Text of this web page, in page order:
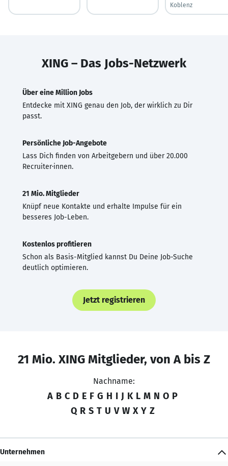
Koblenz
XING – Das Jobs-Netzwerk
Über eine Million Jobs
Entdecke mit XING genau den Job, der wirklich zu Dir
passt.
Persönliche Job-Angebote
Lass Dich finden von Arbeitgebern und über 20.000
Recruiter·innen.
21 Mio. Mitglieder
Knüpf neue Kontakte und erhalte Impulse für ein
besseres Job-Leben.
Kostenlos profitieren
Schon als Basis-Mitglied kannst Du Deine Job-Suche
deutlich optimieren.
Jetzt registrieren
21 Mio. XING Mitglieder, von A bis Z
Nachname:
A B C D E F G H I J K L M N O P
Q R S T U V W X Y Z
Unternehmen